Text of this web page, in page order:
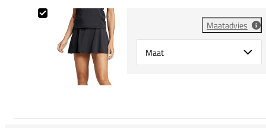
Maatadvies
Select {option} for {name}
adidas Club Skirt